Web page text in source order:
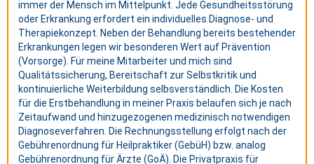
immer der Mensch im Mittelpunkt. Jede Gesundheitsstörung
oder Erkrankung erfordert ein individuelles Diagnose- und
Therapiekonzept. Neben der Behandlung bereits bestehender
Erkrankungen legen wir besonderen Wert auf Prävention
(Vorsorge). Für meine Mitarbeiter und mich sind
Qualitätssicherung, Bereitschaft zur Selbstkritik und
kontinuierliche Weiterbildung selbsverständlich. Die Kosten
für die Erstbehandlung in meiner Praxis belaufen sich je nach
Zeitaufwand und hinzugezogenen medizinisch notwendigen
Diagnoseverfahren. Die Rechnungsstellung erfolgt nach der
Gebührenordnung für Heilpraktiker (GebüH) bzw. analog
Gebührenordnung für Ärzte (GoÄ). Die Privatpraxis für